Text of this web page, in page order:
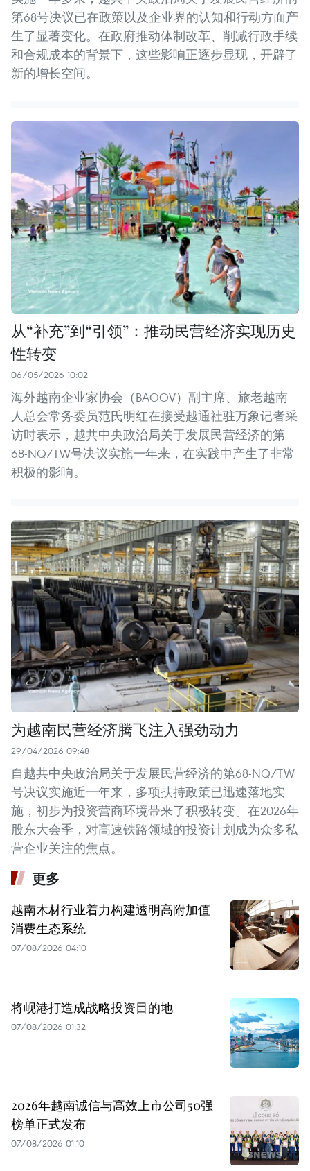
第68号决议已在政策以及企业界的认知和行动方面产
生了显著变化。在政府推动体制改革、削减行政手续
和合规成本的背景下，这些影响正逐步显现，开辟了
新的增长空间。
从“补充”到“引领”：推动民营经济实现历史
性转变
06/05/2026 10:02
海外越南企业家协会（BAOOV）副主席、旅老越南
人总会常务委员范氏明红在接受越通社驻万象记者采
访时表示，越共中央政治局关于发展民营经济的第
68-NQ/TW号决议实施一年来，在实践中产生了非常
积极的影响。
为越南民营经济腾飞注入强劲动力
29/04/2026 09:48
自越共中央政治局关于发展民营经济的第68-NQ/TW
号决议实施近一年来，多项扶持政策已迅速落地实
施，初步为投资营商环境带来了积极转变。在2026年
股东大会季，对高速铁路领域的投资计划成为众多私
营企业关注的焦点。
更多
越南木材行业着力构建透明高附加值
消费生态系统
07/08/2026 04:10
将岘港打造成战略投资目的地
07/08/2026 01:32
2026年越南诚信与高效上市公司50强
榜单正式发布
07/08/2026 01:10